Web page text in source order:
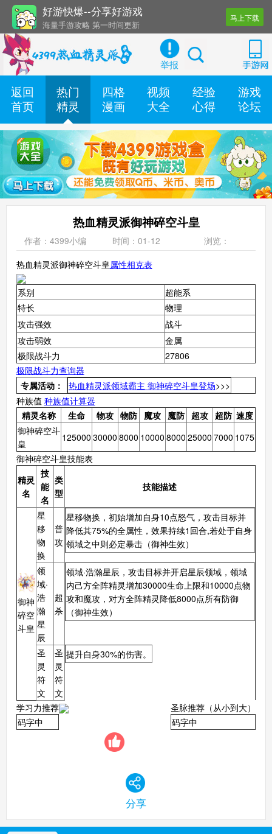
好游快爆--分享好游戏
海量手游攻略 第一时间更新
还有几十款实用辅助工具
马上下载
举报
返回
首页
热门
精灵
四格
漫画
视频
大全
经验
心得
游戏
论坛
热血精灵派御神碎空斗皇
作者：4399小编 时间：01-12
浏览：
热血精灵派御神碎空斗皇属性相克表
系别
超能系
特长
物理
攻击强效
战斗
攻击弱效
金属
极限战斗力
27806
极限战斗力查询器
专属活动：
热血精灵派领域霸主 御神碎空斗皇登场>>>
种族值 种族值计算器
精灵名称
生命 物攻 物防 魔攻 魔防 超攻 超防 速度
御神碎空斗
皇
125000 30000 8000 10000 8000 25000 7000 1075
御神碎空斗皇技能表
精灵
名
技
能
名
类
型
技能描述
御神
碎空
斗皇
星
移
物
换
普
攻
星移物换，初始增加自身10点怒气，攻击目标并
降低其75%的全属性，效果持续1回合,若处于自身
领域之中则必定暴击（御神生效）
领
域·
浩
瀚
星
辰
超
杀
领域·浩瀚星辰，攻击目标并开启星辰领域，领域
内己方全阵精灵增加30000生命上限和10000点物
攻和魔攻，对方全阵精灵降低8000点所有防御
（御神生效）
圣
灵
符
文
圣
灵
符
文
提升自身30%的伤害。
学习力推荐
码字中
圣脉推荐（从小到大）
码字中
分享